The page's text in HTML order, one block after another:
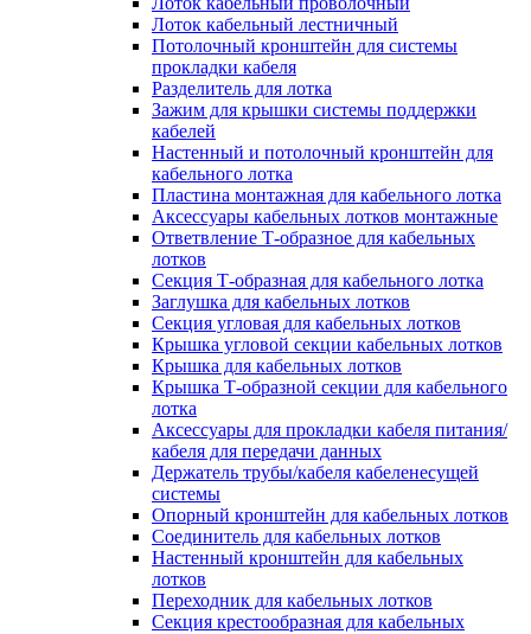
Лоток кабельный лестничный
Потолочный кронштейн для системы
прокладки кабеля
Разделитель для лотка
Зажим для крышки системы поддержки
кабелей
Настенный и потолочный кронштейн для
кабельного лотка
Пластина монтажная для кабельного лотка
Аксессуары кабельных лотков монтажные
Ответвление Т-образное для кабельных
лотков
Секция Т-образная для кабельного лотка
Заглушка для кабельных лотков
Секция угловая для кабельных лотков
Крышка угловой секции кабельных лотков
Крышка для кабельных лотков
Крышка Т-образной секции для кабельного
лотка
Аксессуары для прокладки кабеля питания/
кабеля для передачи данных
Держатель трубы/кабеля кабеленесущей
системы
Опорный кронштейн для кабельных лотков
Соединитель для кабельных лотков
Настенный кронштейн для кабельных
лотков
Переходник для кабельных лотков
Секция крестообразная для кабельных